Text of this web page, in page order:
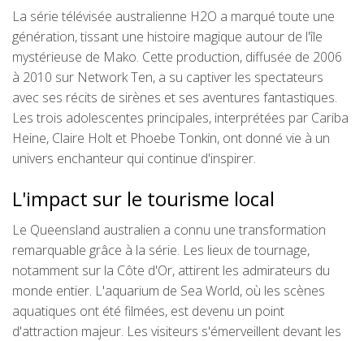
La série télévisée australienne H2O a marqué toute une
génération, tissant une histoire magique autour de l'île
mystérieuse de Mako. Cette production, diffusée de 2006
à 2010 sur Network Ten, a su captiver les spectateurs
avec ses récits de sirènes et ses aventures fantastiques.
Les trois adolescentes principales, interprétées par Cariba
Heine, Claire Holt et Phoebe Tonkin, ont donné vie à un
univers enchanteur qui continue d'inspirer.
L'impact sur le tourisme local
Le Queensland australien a connu une transformation
remarquable grâce à la série. Les lieux de tournage,
notamment sur la Côte d'Or, attirent les admirateurs du
monde entier. L'aquarium de Sea World, où les scènes
aquatiques ont été filmées, est devenu un point
d'attraction majeur. Les visiteurs s'émerveillent devant les